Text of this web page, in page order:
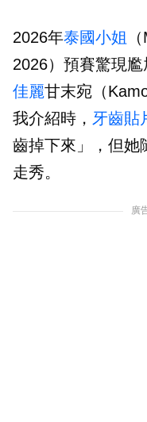
2026年泰國小姐
2026）預賽驚現
佳麗甘末宛（
我介紹時， 牙齒貼
齒掉下來」，但她
走秀。
廣